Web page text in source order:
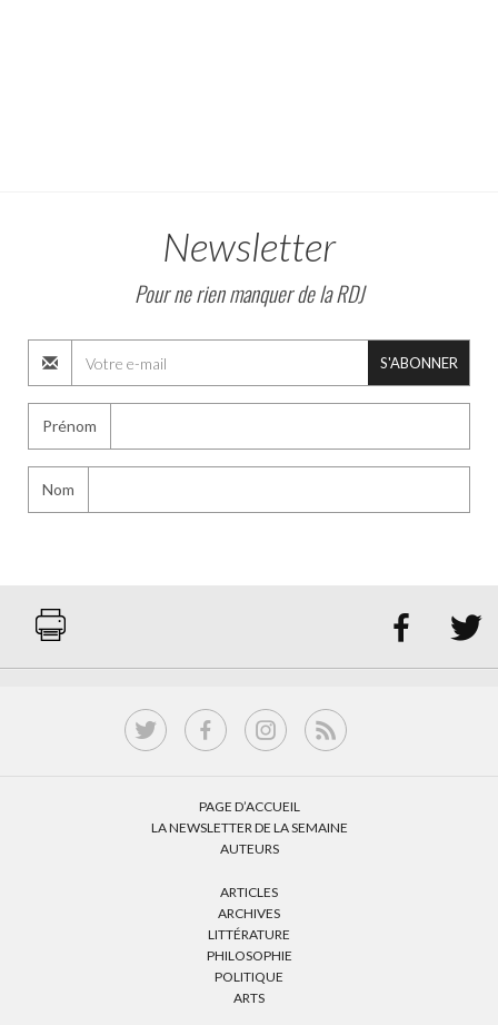
Newsletter
Pour ne rien manquer de la RDJ
S'ABONNER
Prénom
Nom
 
PAGE D’ACCUEIL
LA NEWSLETTER DE LA SEMAINE
AUTEURS
ARTICLES
ARCHIVES
LITTÉRATURE
PHILOSOPHIE
POLITIQUE
ARTS